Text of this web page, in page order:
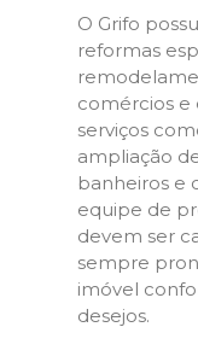
O Grifo
reformas
comércios e
serviços
ampliação
banheiros e
equipe de
devem ser
sempre
imóvel
desejos.